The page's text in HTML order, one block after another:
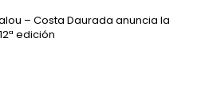
– Costa Daurada anuncia la
edición